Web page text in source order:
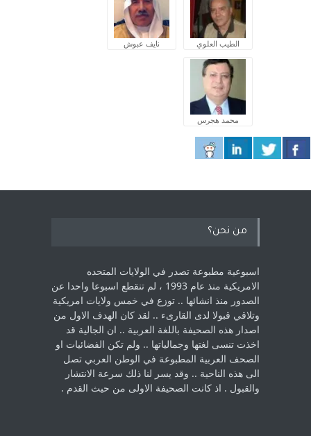
الطيب العلوي نايف عبوش
محمد هجرس
من نحن؟
اسبوعية مطبوعة تصدر في الولايات المتحده
الامريكية منذ عام 1993 ، لم ‏تنقطع اسبوعا واحدا عن
الصدور منذ انشائها .. توزع في خمس ولايات امريكية
‏وتلاقي قبولا لدى القارىء ..‏ لقد كان الهدف الاول من
اصدار هذه الصحيفة باللغة العربية .. ان الجالية قد
اخذت ‏تنسى لغتها وجمالياتها .. ولم تكن الفضائيات او
الصحف العربية المطبوعة في الوطن ‏العربي تصل
الى هذه الناحية .. وقد يسر لنا ذلك سرعة الانتشار
والقبول . اذ كانت ‏الصحيفة الاولى من حيث القدم . ‏